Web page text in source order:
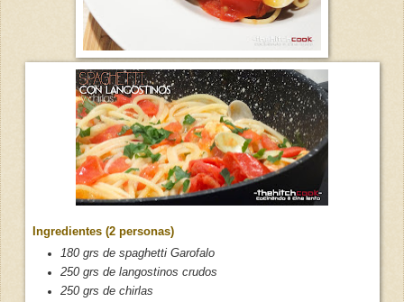
Ingredientes (2 personas)
180 grs de spaghetti Garofalo
250 grs de langostinos crudos
250 grs de chirlas